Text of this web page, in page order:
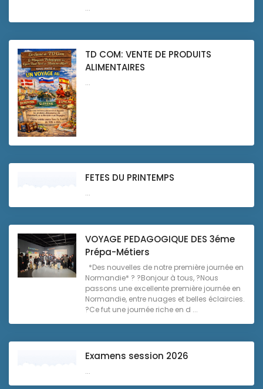
...
TD COM: VENTE DE PRODUITS
ALIMENTAIRES
...
FETES DU PRINTEMPS
...
VOYAGE PEDAGOGIQUE DES 3éme
Prépa-Métiers
*Des nouvelles de notre première journée en
Normandie* ? ?Bonjour à tous, ?Nous
passons une excellente première journée en
Normandie, entre nuages et belles éclaircies.
?Ce fut une journée riche en d ...
Examens session 2026
...